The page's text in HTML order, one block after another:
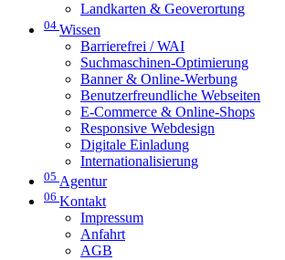
Landkarten & Geoverortung
04 Wissen
Barrierefrei / WAI
Suchmaschinen-Optimierung
Banner & Online-Werbung
Benutzerfreundliche Webseiten
E-Commerce & Online-Shops
Responsive Webdesign
Digitale Einladung
Internationalisierung
05 Agentur
06 Kontakt
Impressum
Anfahrt
AGB